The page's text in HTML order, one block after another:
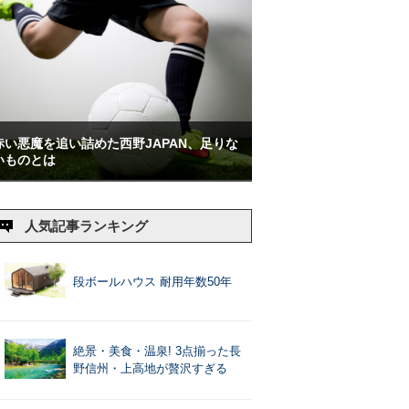
い悪魔を追い詰めた西野JAPAN、足りな
ものとは
人気記事ランキング
段ボールハウス 耐用年数50年
絶景・美食・温泉! 3点揃った長
野信州・上高地が贅沢すぎる